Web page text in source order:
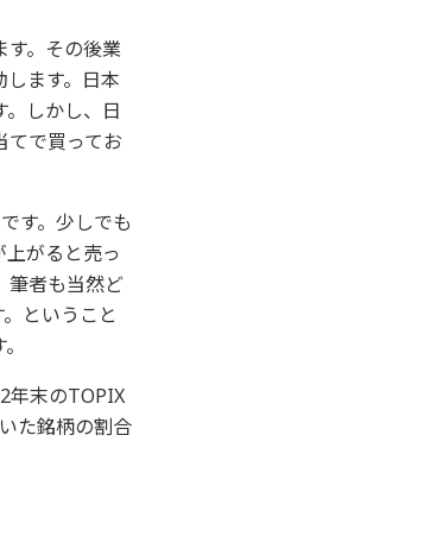
す。その後業
ます。日本
しかし、日
てで買ってお
す。少しでも
がると売っ
筆者も当然ど
ということ
年末のTOPIX
た銘柄の割合